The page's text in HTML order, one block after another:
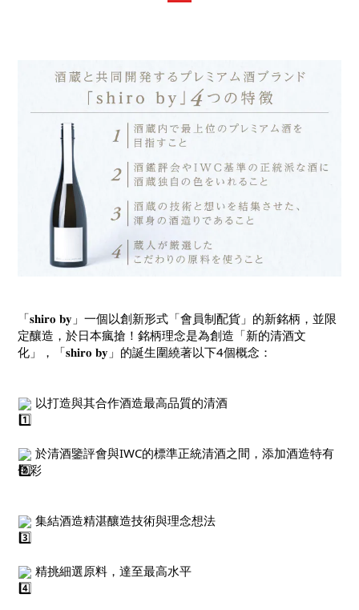
「𝐬𝐡𝐢𝐫𝐨 𝐛𝐲」一個以創新形式「會員制配貨」的新銘柄，並限
定釀造，於日本瘋搶！銘柄理念是為創造「新的清酒文
化」，「𝐬𝐡𝐢𝐫𝐨 𝐛𝐲」的誕生圍繞著以下4個概念：
以打造與其合作酒造最高品質的清酒
於清酒鑒評會與IWC的標準正統清酒之間，添加酒造特有
色彩
集結酒造精湛釀造技術與理念想法
精挑細選原料，達至最高水平